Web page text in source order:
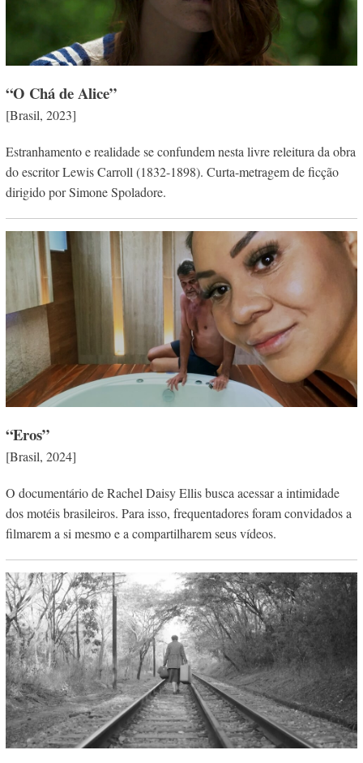
“O Chá de Alice”
[Brasil, 2023]
Estranhamento e realidade se confundem nesta livre releitura da obra
do escritor Lewis Carroll (1832-1898). Curta-metragem de ficção
dirigido por Simone Spoladore.
“Eros”
[Brasil, 2024]
O documentário de Rachel Daisy Ellis busca acessar a intimidade
dos motéis brasileiros. Para isso, frequentadores foram convidados a
filmarem a si mesmo e a compartilharem seus vídeos.